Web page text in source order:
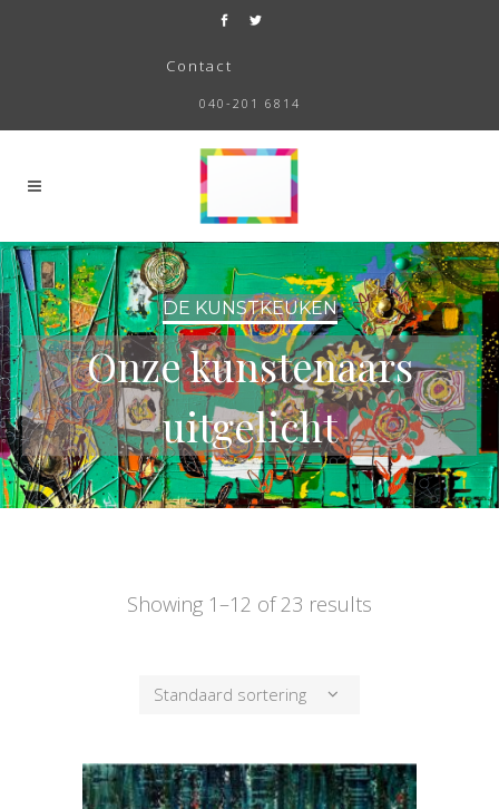
Contact
040-201 6814
DE KUNSTKEUKEN
Onze kunstenaars
uitgelicht
Showing 1–12 of 23 results
Standaard sortering